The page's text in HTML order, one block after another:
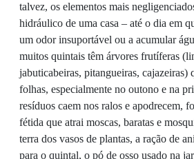
talvez, os elementos mais
hidráulico de uma casa – até o dia em
um odor insuportável ou a acumular
muitos quintais têm árvores frutíferas
jabuticabeiras, pitangueiras, cajazeiras)
folhas, especialmente no outono e na
resíduos caem nos ralos e apodrecem,
fétida que atrai moscas, baratas e
terra dos vasos de plantas, a ração de
para o quintal, o pó de osso usado na